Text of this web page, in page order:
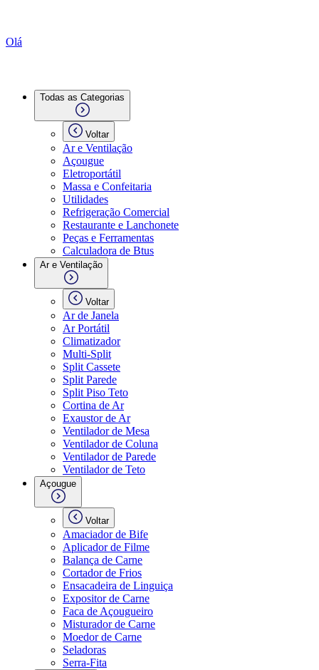
Olá
Todas as Categorias
Voltar
Ar e Ventilação
Açougue
Eletroportátil
Massa e Confeitaria
Utilidades
Refrigeração Comercial
Restaurante e Lanchonete
Peças e Ferramentas
Calculadora de Btus
Ar e Ventilação
Voltar
Ar de Janela
Ar Portátil
Climatizador
Multi-Split
Split Cassete
Split Parede
Split Piso Teto
Cortina de Ar
Exaustor de Ar
Ventilador de Mesa
Ventilador de Coluna
Ventilador de Parede
Ventilador de Teto
Açougue
Voltar
Amaciador de Bife
Aplicador de Filme
Balança de Carne
Cortador de Frios
Ensacadeira de Linguiça
Expositor de Carne
Faca de Açougueiro
Misturador de Carne
Moedor de Carne
Seladoras
Serra-Fita